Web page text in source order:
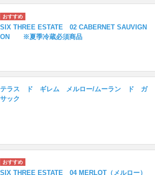
SIX THREE ESTATE 02 CABERNET SAUVIGN
ON ※夏季冷蔵必須商品
テラス ド ギレム メルロー/ムーラン ド ガ
サック
SIX THREE ESTATE 04 MERLOT（メルロー）